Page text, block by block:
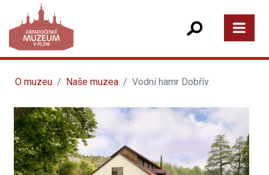
O muzeu Naše muzea Vodní hamr Dobřív